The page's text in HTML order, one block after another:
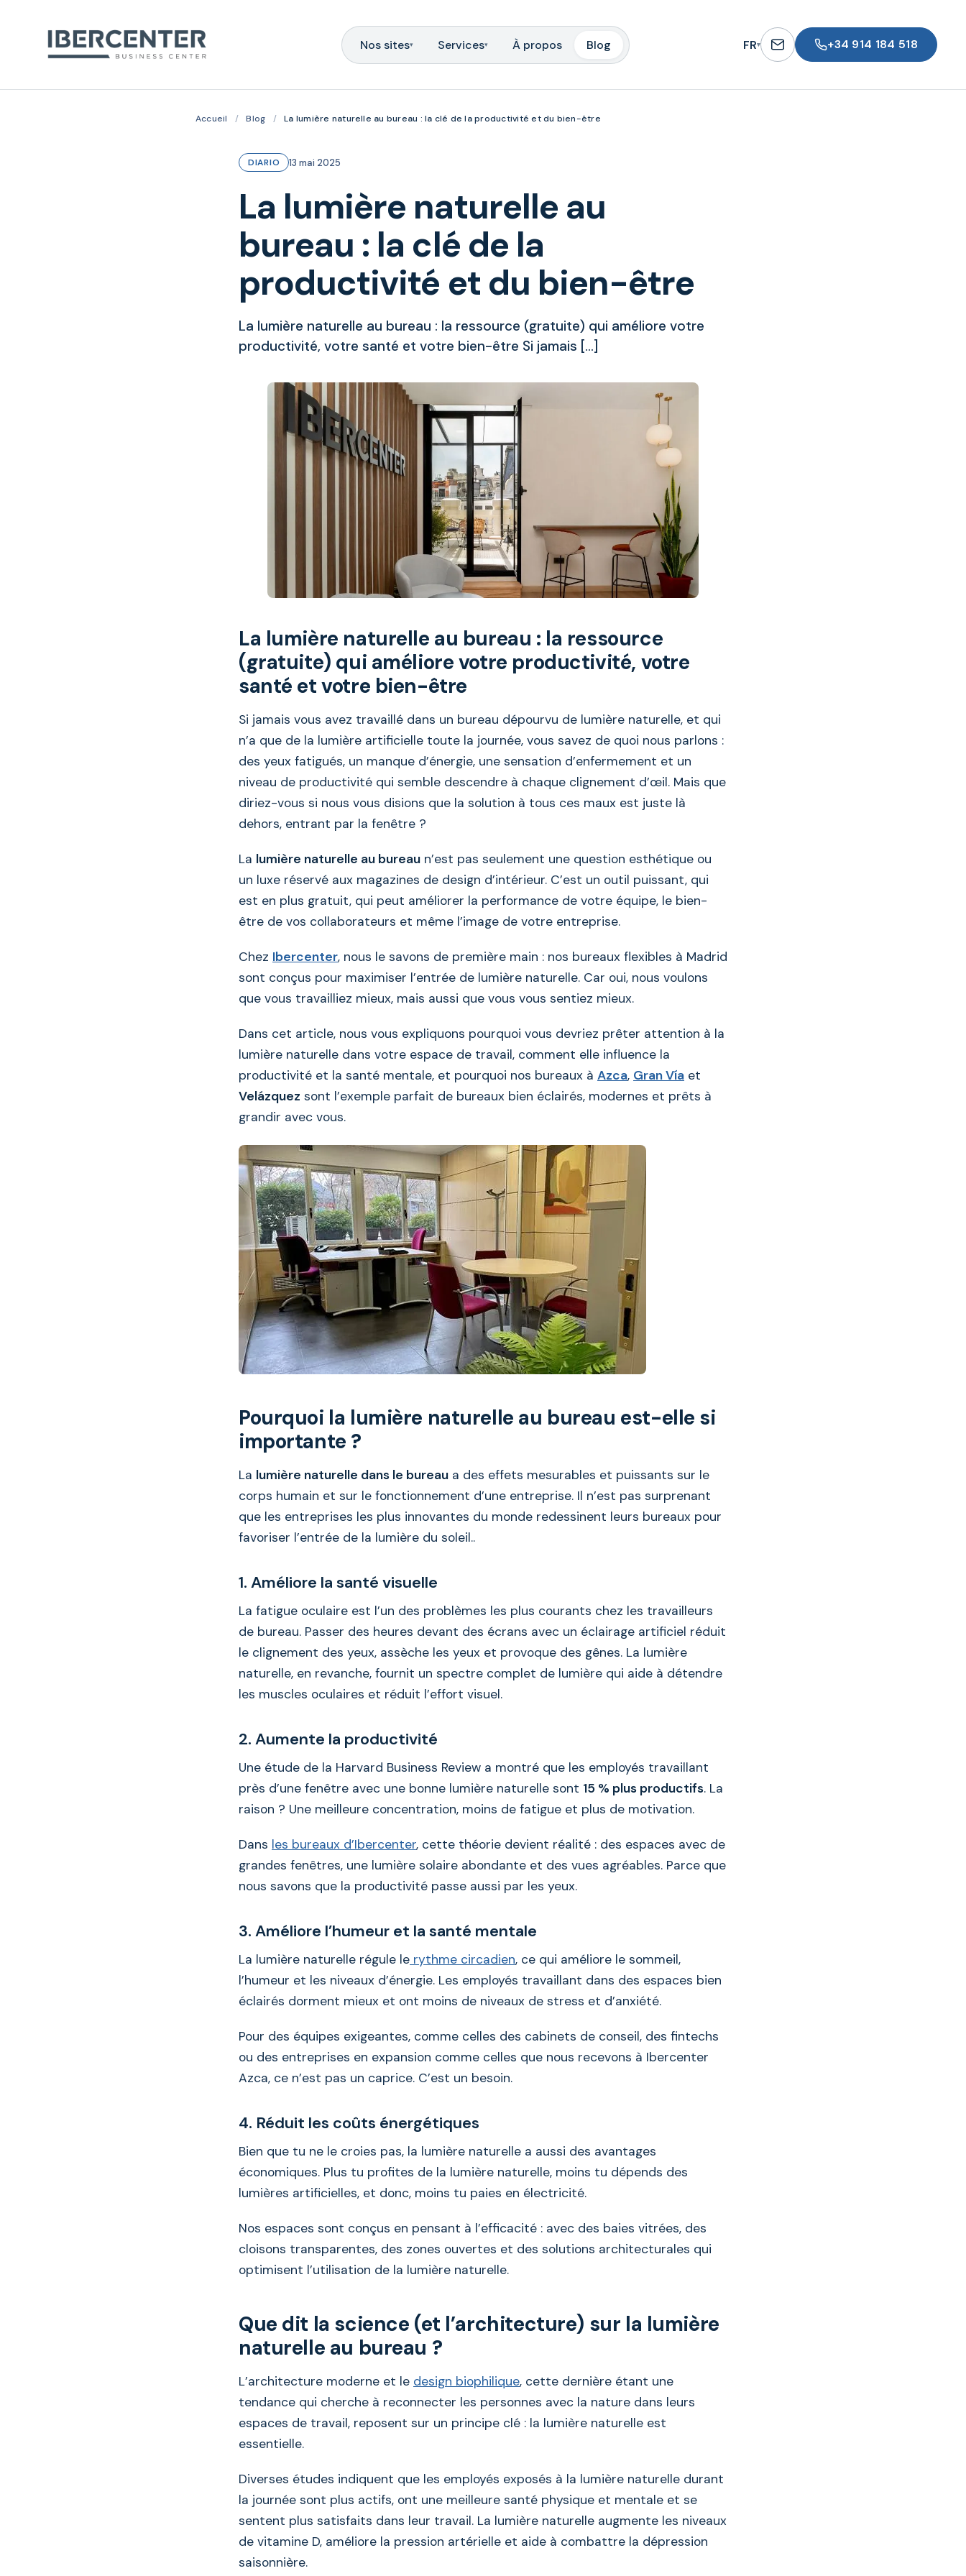
Nos sites▾ Services▾ À propos Blog FR▾ +34 914 184 518
Accueil / Blog / La lumière naturelle au bureau : la clé de la productivité et du bien-être
DIARIO 13 mai 2025
La lumière naturelle au
bureau : la clé de la
productivité et du bien-être
La lumière naturelle au bureau : la ressource (gratuite) qui améliore votre
productivité, votre santé et votre bien-être Si jamais […]
La lumière naturelle au bureau : la ressource
(gratuite) qui améliore votre productivité, votre
santé et votre bien-être
Si jamais vous avez travaillé dans un bureau dépourvu de lumière naturelle, et qui
n’a que de la lumière artificielle toute la journée, vous savez de quoi nous parlons :
des yeux fatigués, un manque d’énergie, une sensation d’enfermement et un
niveau de productivité qui semble descendre à chaque clignement d’œil. Mais que
diriez-vous si nous vous disions que la solution à tous ces maux est juste là
dehors, entrant par la fenêtre ?
La lumière naturelle au bureau n’est pas seulement une question esthétique ou
un luxe réservé aux magazines de design d’intérieur. C’est un outil puissant, qui
est en plus gratuit, qui peut améliorer la performance de votre équipe, le bien-
être de vos collaborateurs et même l’image de votre entreprise.
Chez Ibercenter, nous le savons de première main : nos bureaux flexibles à Madrid
sont conçus pour maximiser l’entrée de lumière naturelle. Car oui, nous voulons
que vous travailliez mieux, mais aussi que vous vous sentiez mieux.
Dans cet article, nous vous expliquons pourquoi vous devriez prêter attention à la
lumière naturelle dans votre espace de travail, comment elle influence la
productivité et la santé mentale, et pourquoi nos bureaux à Azca, Gran Vía et
Velázquez sont l’exemple parfait de bureaux bien éclairés, modernes et prêts à
grandir avec vous.
Pourquoi la lumière naturelle au bureau est-elle si
importante ?
La lumière naturelle dans le bureau a des effets mesurables et puissants sur le
corps humain et sur le fonctionnement d’une entreprise. Il n’est pas surprenant
que les entreprises les plus innovantes du monde redessinent leurs bureaux pour
favoriser l’entrée de la lumière du soleil..
1. Améliore la santé visuelle
La fatigue oculaire est l’un des problèmes les plus courants chez les travailleurs
de bureau. Passer des heures devant des écrans avec un éclairage artificiel réduit
le clignement des yeux, assèche les yeux et provoque des gênes. La lumière
naturelle, en revanche, fournit un spectre complet de lumière qui aide à détendre
les muscles oculaires et réduit l’effort visuel.
2. Aumente la productivité
Une étude de la Harvard Business Review a montré que les employés travaillant
près d’une fenêtre avec une bonne lumière naturelle sont 15 % plus productifs. La
raison ? Une meilleure concentration, moins de fatigue et plus de motivation.
Dans les bureaux d’Ibercenter, cette théorie devient réalité : des espaces avec de
grandes fenêtres, une lumière solaire abondante et des vues agréables. Parce que
nous savons que la productivité passe aussi par les yeux.
3. Améliore l’humeur et la santé mentale
La lumière naturelle régule le rythme circadien, ce qui améliore le sommeil,
l’humeur et les niveaux d’énergie. Les employés travaillant dans des espaces bien
éclairés dorment mieux et ont moins de niveaux de stress et d’anxiété.
Pour des équipes exigeantes, comme celles des cabinets de conseil, des fintechs
ou des entreprises en expansion comme celles que nous recevons à Ibercenter
Azca, ce n’est pas un caprice. C’est un besoin.
4. Réduit les coûts énergétiques
Bien que tu ne le croies pas, la lumière naturelle a aussi des avantages
économiques. Plus tu profites de la lumière naturelle, moins tu dépends des
lumières artificielles, et donc, moins tu paies en électricité.
Nos espaces sont conçus en pensant à l’efficacité : avec des baies vitrées, des
cloisons transparentes, des zones ouvertes et des solutions architecturales qui
optimisent l’utilisation de la lumière naturelle.
Que dit la science (et l’architecture) sur la lumière
naturelle au bureau ?
L’architecture moderne et le design biophilique, cette dernière étant une
tendance qui cherche à reconnecter les personnes avec la nature dans leurs
espaces de travail, reposent sur un principe clé : la lumière naturelle est
essentielle.
Diverses études indiquent que les employés exposés à la lumière naturelle durant
la journée sont plus actifs, ont une meilleure santé physique et mentale et se
sentent plus satisfaits dans leur travail. La lumière naturelle augmente les niveaux
de vitamine D, améliore la pression artérielle et aide à combattre la dépression
saisonnière.